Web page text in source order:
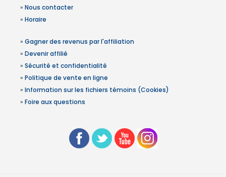
» Nous contacter
» Horaire
» Gagner des revenus par l'affiliation
» Devenir affilié
» Sécurité et confidentialité
» Politique de vente en ligne
» Information sur les fichiers témoins (Cookies)
» Foire aux questions